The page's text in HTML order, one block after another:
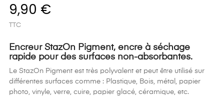
(1 avis)
9,90 €
TTC
Encreur StazOn Pigment, encre à séchage
rapide pour des surfaces non-absorbantes.
Le StazOn Pigment est très polyvalent et peut être utilisé sur
différentes surfaces comme : Plastique, Bois, métal, papier
photo, vinyle, verre, cuire, papier glacé, céramique, etc.